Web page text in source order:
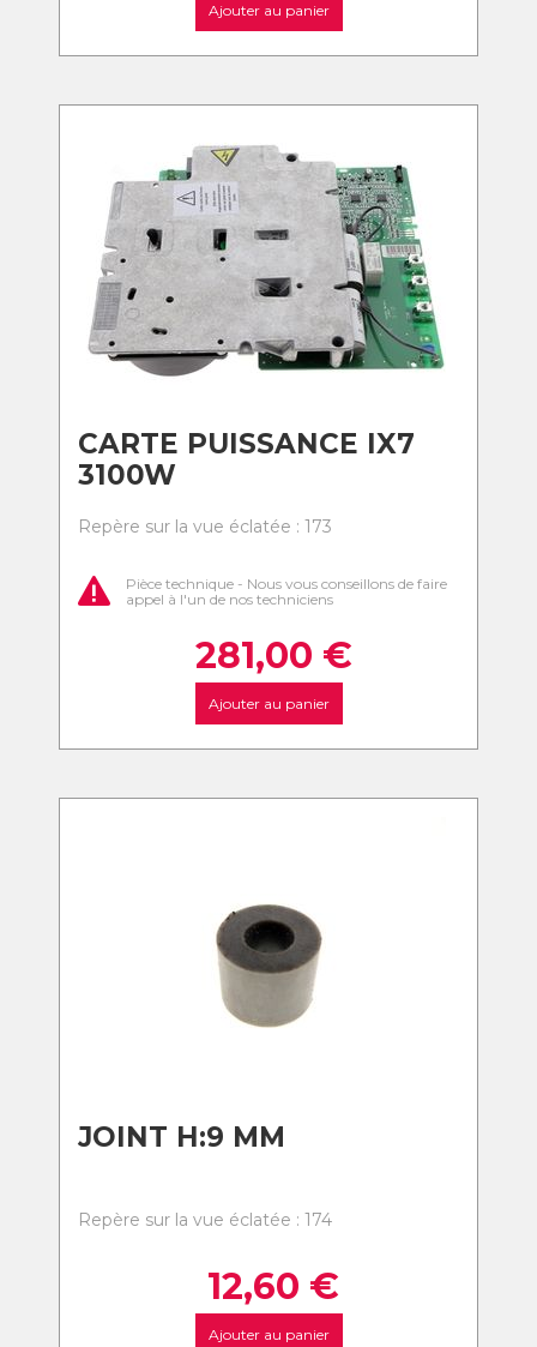
Ajouter au panier
CARTE PUISSANCE IX7
3100W
Repère sur la vue éclatée : 173
Pièce technique - Nous vous conseillons de faire
appel à l'un de nos techniciens
281,00 €
Ajouter au panier
JOINT H:9 MM
Repère sur la vue éclatée : 174
12,60 €
Ajouter au panier